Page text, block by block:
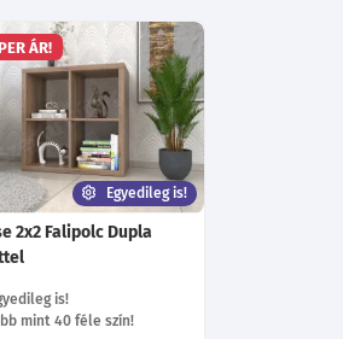
ÁR!
Egyedileg is!
2x2 Falipolc Dupla
is!
mint 40 féle szín!